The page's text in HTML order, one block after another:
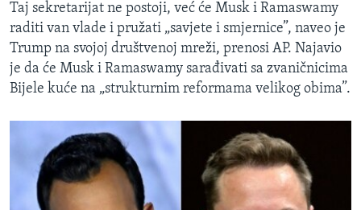
Taj sekretarijat ne postoji, već će Musk i Ramaswamy
raditi van vlade i pružati „savjete i smjernice”, naveo je
Trump na svojoj društvenoj mreži, prenosi AP. Najavio
je da će Musk i Ramaswamy sarađivati sa zvaničnicima
Bijele kuće na „strukturnim reformama velikog obima”.